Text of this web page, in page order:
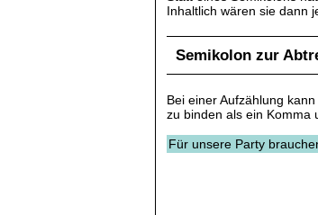
Inhaltlich wären sie dann
Semikolon zur
Bei einer Aufzählung
zu binden als ein Komma
Für unsere Party